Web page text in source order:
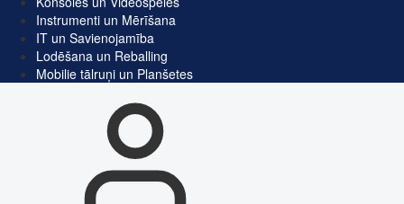
Instrumenti un Mērīšana
IT un Savienojamība
Lodēšana un Reballing
Mobilie tālruņi un Planšetes